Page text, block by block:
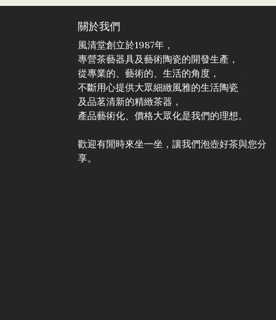
關於我們
風清堂創立於1987年，
專營茶藝器具及藝術陶瓷的開發生產，
從專業的、藝術的、生活的角度，
不斷用心提供大眾細緻風雅的生活陶瓷
及品茗清新的精緻茶器，
產品藝術化、價格大眾化是我們的理想。
歡迎有閒時來坐一坐，讓我們泡壺好茶與您分
享。